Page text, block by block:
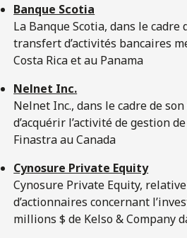
Banque Scotia
La Banque Scotia, dans le cadre
transfert d’activités bancaires
Costa Rica et au Panama
Nelnet Inc.
Nelnet Inc., dans le cadre de
d’acquérir l’activité de gestion
Finastra au Canada
Cynosure Private Equity
Cynosure Private Equity,
d’actionnaires concernant
millions $ de Kelso & Company